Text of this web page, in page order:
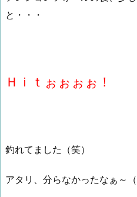
と・・・
Ｈｉｔぉぉぉぉ！
釣れてました（笑）
アタリ、分らなかったなぁ～（